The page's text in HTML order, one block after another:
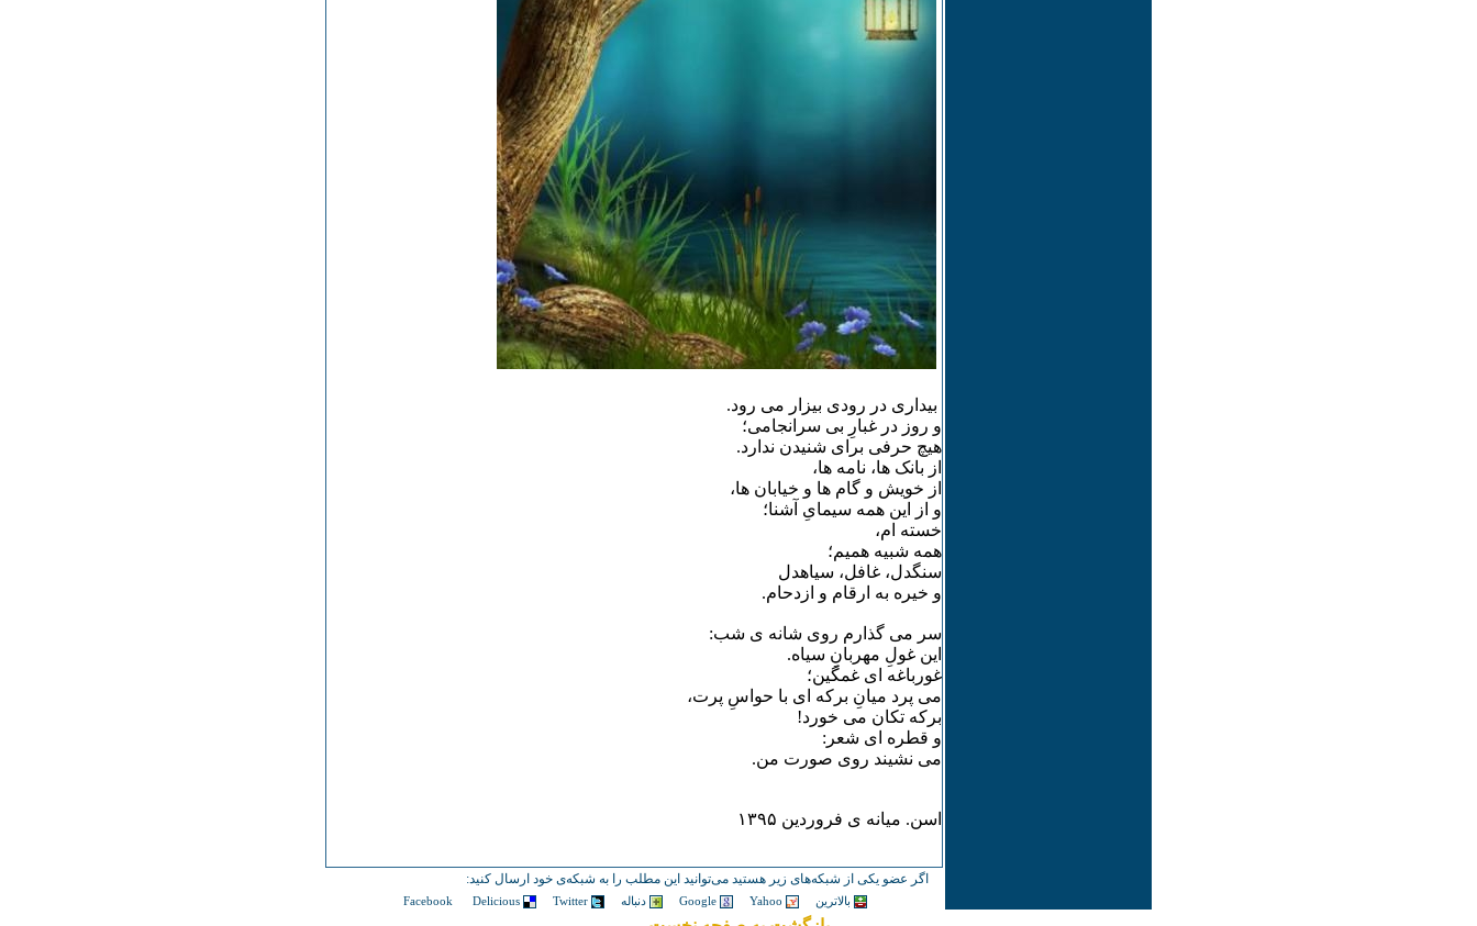
بیداری در رودی بیزار می رود.
و روز در غبارِ بی سرانجامی؛
هیچ حرفی برای شنیدن ندارد.
از بانک ها، نامه ها،
از خویش و گام ها و خیابان ها،
و از این همه سیمایِ آشنا؛
خسته ام،
همه شبیه همیم؛
سنگدل، غافل، سیاهدل
و خیره به ارقام و ازدحام.
سر می گذارم روی شانه ی شب:
این غولِ مهربانِ سیاه.
غورباغه ای غمگین؛
می پرد میانِ برکه ای با حواسِ پرت،
برکه تکان می خورد!
و قطره ای شعر:
می نشیند روی صورت من.
اسن. میانه ی فروردین ۱٣۹۵
اگر عضو یکی از شبکه‌های زیر هستید می‌توانید این مطلب را به شبکه‌ی خود ارسال کنید:
Facebook Delicious Twitter Google Yahoo